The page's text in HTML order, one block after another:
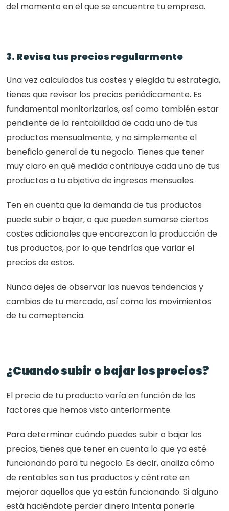
del momento en el que se encuentre tu empresa.
3. Revisa tus precios regularmente
Una vez calculados tus costes y elegida tu estrategia,
tienes que revisar los precios periódicamente. Es
fundamental monitorizarlos, así como también estar
pendiente de la rentabilidad de cada uno de tus
productos mensualmente, y no simplemente el
beneficio general de tu negocio. Tienes que tener
muy claro en qué medida contribuye cada uno de tus
productos a tu objetivo de ingresos mensuales.
Ten en cuenta que la demanda de tus productos
puede subir o bajar, o que pueden sumarse ciertos
costes adicionales que encarezcan la producción de
tus productos, por lo que tendrías que variar el
precios de estos.
Nunca dejes de observar las nuevas tendencias y
cambios de tu mercado, así como los movimientos
de tu comeptencia.
¿Cuando subir o bajar los precios?
El precio de tu producto varía en función de los
factores que hemos visto anteriormente.
Para determinar cuándo puedes subir o bajar los
precios, tienes que tener en cuenta lo que ya esté
funcionando para tu negocio. Es decir, analiza cómo
de rentables son tus productos y céntrate en
mejorar aquellos que ya están funcionando. Si alguno
está haciéndote perder dinero intenta ponerle